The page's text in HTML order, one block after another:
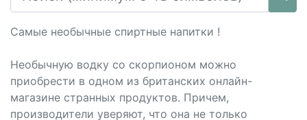
Самые необычные спиртные напитки !
Необычную водку со скорпионом можно
приобрести в одном из британских онлайн-
магазине странных продуктов. Причем,
производители уверяют, что она не только